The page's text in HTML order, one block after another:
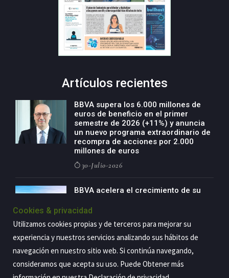
Artículos recientes
BBVA supera los 6.000 millones de
euros de beneficio en el primer
semestre de 2026 (+11%) y anuncia
un nuevo programa extraordinario de
recompra de acciones por 2.000
millones de euros
30-Julio-2026
BBVA acelera el crecimiento de su
de especialización presente en siete
29-Julio-2026
Cookies & privacidad
Utilizamos cookies propias y de terceros para mejorar su
experiencia y nuestros servicios analizando sus hábitos de
navegación en nuestro sitio web. Si continúa navegando,
consideramos que acepta su uso. Puede Obtener más